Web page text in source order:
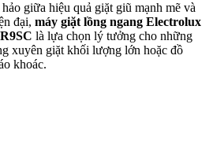
giữa hiệu quả giặt giũ mạnh mẽ và
đại, máy giặt lồng ngang Electrolux
là lựa chọn lý tưởng cho những
xuyên giặt khối lượng lớn hoặc đồ
khoác.